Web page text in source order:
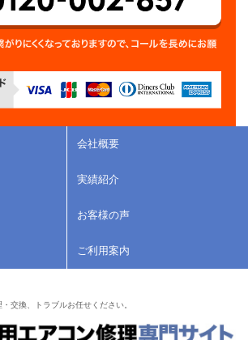
会社概要
実績紹介
お客様の声
ご利用案内
交換、トラブルお任せください。